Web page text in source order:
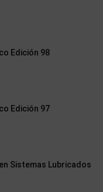
Edición 98
Edición 97
Sistemas Lubricados